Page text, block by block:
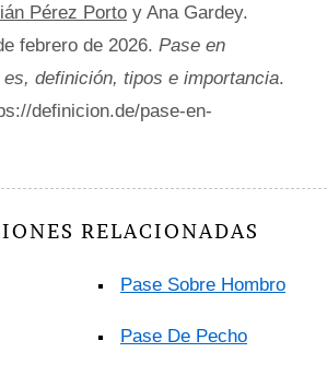
Pérez Porto y Ana Gardey.
febrero de 2026. Pase en
definición, tipos e importancia.
definicion.de/pase-en-
RELACIONADAS
Pase Sobre Hombro
Pase De Pecho